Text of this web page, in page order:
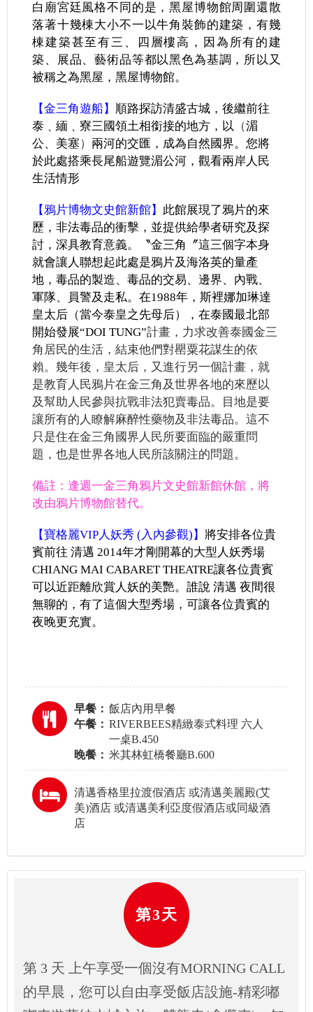
白廟宮廷風格不同的是，黑屋博物館周圍還散
落著十幾棟大小不一以牛角裝飾的建築，有幾
棟建築甚至有三、四層樓高，因為所有的建
築、展品、藝術品等都以黑色為基調，所以又
被稱之為黑屋，黑屋博物館。
【金三角遊船】 順路探訪清盛古城，後繼前往
泰﹑緬﹑寮三國領土相銜接的地方，以 （湄
公、美塞） 兩河的交匯，成為自然國界。您將
於此處搭乘長尾船遊覽湄公河，觀看兩岸人民
生活情形
【鴉片博物文史館新館】 此館展現了鴉片的來
歷，非法毒品的衝擊，並提供給學者研究及探
討，深具教育意義。〝金三角〞這三個字本身
就會讓人聯想起此處是鴉片及海洛英的量產
地，毒品的製造、毒品的交易、邊界、內戰、
軍隊、員警及走私。在1988年，斯裡娜加琳達
皇太后（當今泰皇之先母后），在泰國最北部
開始發展“DOI TUNG”計畫，力求改善泰國金三
角居民的生活，結束他們對罌粟花謀生的依
賴。幾年後，皇太后，又進行另一個計畫，就
是教育人民鴉片在金三角及世界各地的來歷以
及幫助人民參與抗戰非法犯賣毒品。目地是要
讓所有的人瞭解麻醉性藥物及非法毒品。這不
只是住在金三角國界人民所要面臨的嚴重問
題，也是世界各地人民所該關注的問題。
備註：逢週一金三角鴉片文史館新館休館，將
改由鴉片博物館替代。
【寶格麗VIP人妖秀 (入內參觀)】 將安排各位貴
賓前往 清邁 2014年才剛開幕的大型人妖秀場
CHIANG MAI CABARET THEATRE讓各位貴賓
可以近距離欣賞人妖的美艷。誰說 清邁 夜間很
無聊的，有了這個大型秀場，可讓各位貴賓的
夜晚更充實。
早餐： 飯店內用早餐
午餐： RIVERBEES精緻泰式料理 六人
一桌B.450
晚餐： 米其林虹橋餐廳B.600
清邁香格里拉渡假酒店 或清邁美麗殿(艾
美)酒店 或清邁美利亞度假酒店或同級酒
店
第3天
第 3 天 上午享受一個沒有MORNING CALL
的早晨，您可以自由享受飯店設施-精彩嘟